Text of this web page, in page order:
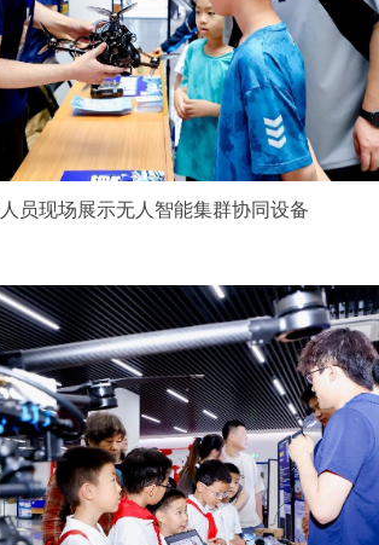
员现场展示无人智能集群协同设备